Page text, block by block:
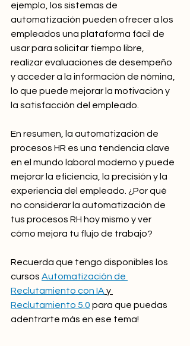
ejemplo, los sistemas de
automatización pueden ofrecer a los
empleados una plataforma fácil de
usar para solicitar tiempo libre,
realizar evaluaciones de desempeño
y acceder a la información de nómina,
lo que puede mejorar la motivación y
la satisfacción del empleado.
En resumen, la automatización de
procesos HR es una tendencia clave
en el mundo laboral moderno y puede
mejorar la eficiencia, la precisión y la
experiencia del empleado. ¿Por qué
no considerar la automatización de
tus procesos RH hoy mismo y ver
cómo mejora tu flujo de trabajo?
Recuerda que tengo disponibles los
cursos Automatización de
Reclutamiento con IA y
Reclutamiento 5.0 para que puedas
adentrarte más en ese tema!